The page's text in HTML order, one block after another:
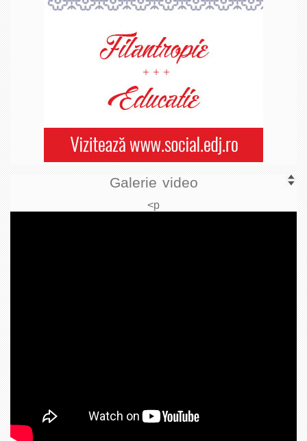
Galerie video
<p